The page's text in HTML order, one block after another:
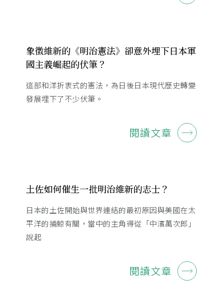
象徵維新的《明治憲法》卻意外埋下日本軍
國主義崛起的伏筆？
這部和洋折衷式的憲法，為日後日本現代歷史轉變
發展埋下了不少伏筆。
閱讀文章
土佐如何催生一批明治維新的志士？
日本的土佐開始與世界連結的最初原因與美國在太
平洋的捕鯨有關，當中的主角得從「中濱萬次郎」
說起
閱讀文章